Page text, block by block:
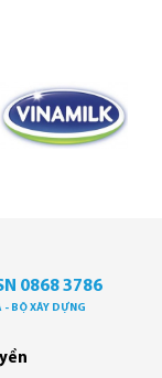
0868 3786
- BỘ XÂY DỰNG